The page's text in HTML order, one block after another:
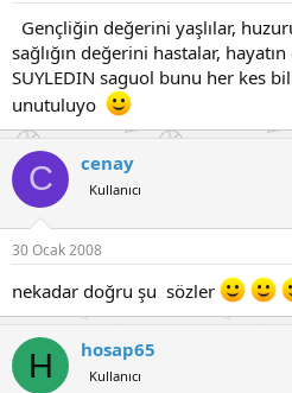
Gençliğin değerini yaşlılar,
sağlığın değerini hastalar,
SUYLEDIN saguol bunu her kes
unutuluyo
C cenay
Kullanıcı
30 Ocak 2008
nekadar doğru şu sözler
H hosap65
Kullanıcı